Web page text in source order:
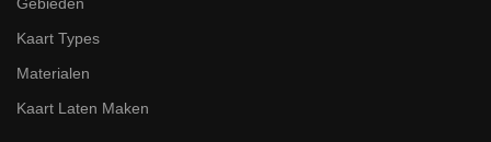
Kaart Types
Materialen
Kaart Laten Maken